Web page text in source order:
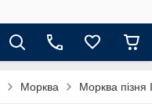
Морква Морква пізня